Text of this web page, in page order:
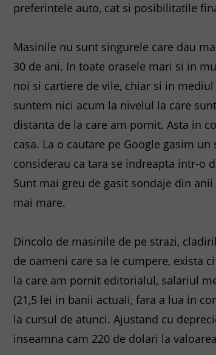
preferintele auto, cat si posibilitatile
Masinile nu sunt singurele care dau
30 de ani. In toate orasele mari si in
noi si cartiere de vile, chiar si in
suntem nici acum la nivelul la care
distanta de la care am pornit. Asta in
casa. La o cautare pe Google gasim
considerau ca tara se indreapta intr-o
Sunt mai greu de gasit sondaje din
mai mare.
Dincolo de masinile de pe strazi,
de oameni care sa le cumpere, exista
la care am pornit editorialul, salariul
(21,5 lei in banii actuali, fara a lua in
la cursul de atunci. Ajustand cu
inseamna cam 220 de dolari la